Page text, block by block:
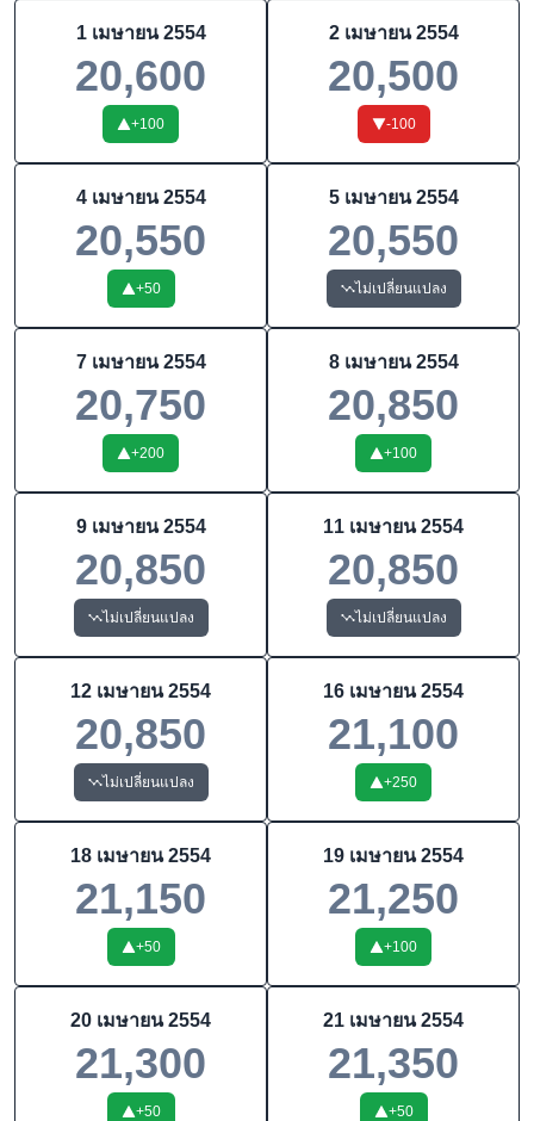
1 เมษายน 2554
20,600
+100
2 เมษายน 2554
20,500
-100
4 เมษายน 2554
20,550
+50
5 เมษายน 2554
20,550
ไม่เปลี่ยนแปลง
7 เมษายน 2554
20,750
+200
8 เมษายน 2554
20,850
+100
9 เมษายน 2554
20,850
ไม่เปลี่ยนแปลง
11 เมษายน 2554
20,850
ไม่เปลี่ยนแปลง
12 เมษายน 2554
20,850
ไม่เปลี่ยนแปลง
16 เมษายน 2554
21,100
+250
18 เมษายน 2554
21,150
+50
19 เมษายน 2554
21,250
+100
20 เมษายน 2554
21,300
+50
21 เมษายน 2554
21,350
+50